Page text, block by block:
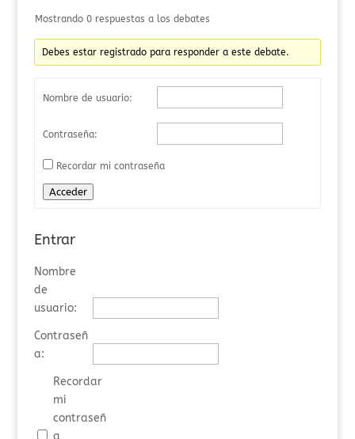
Mostrando 0 respuestas a los debates
Debes estar registrado para responder a este debate.
Nombre de usuario:
Contraseña:
Recordar mi contraseña
Acceder
Entrar
Nombre
de
usuario:
Contraseñ
a:
Recordar
mi
contraseñ
a